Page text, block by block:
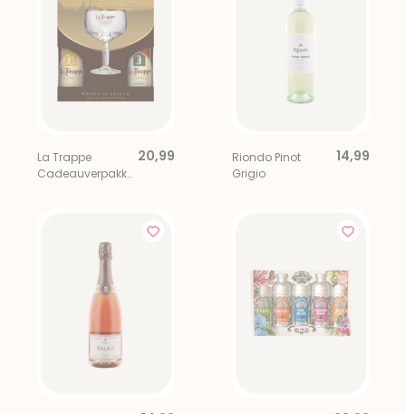
La Trappe
Cadeauverpakki
20,99
Riondo Pinot
Grigio
14,99